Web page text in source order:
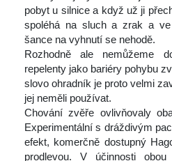
pobyt u silnice a když už ji
poléhá na sluch a zrak a
šance na vyhnutí se nehodě.
Rozhodně ale nemůžeme
repelenty jako bariéry pohybu
lovo ohradník je proto velmi
jej neměli používat.
Chování zvěře ovlivňovaly
Experimentální s dráždivým
efekt, komerčně dostupný
prodlevou. V účinnosti